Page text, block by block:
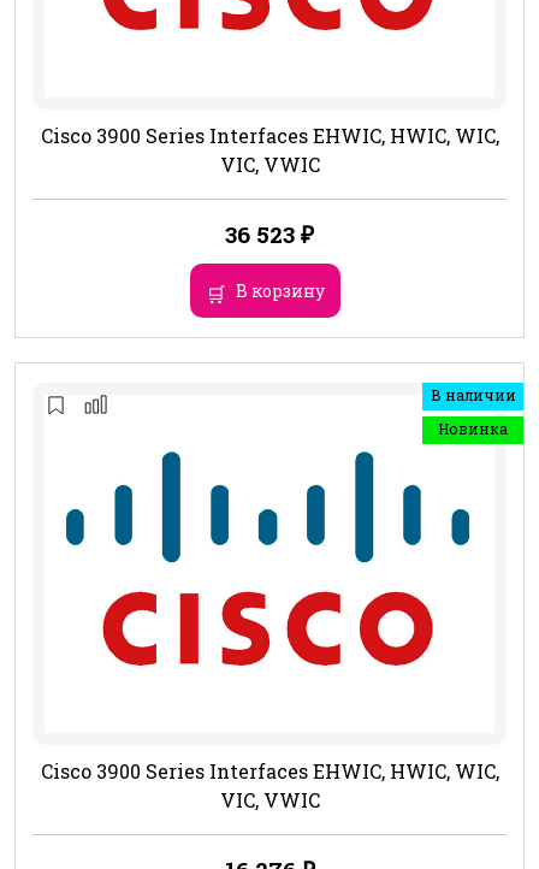
Cisco 3900 Series Interfaces EHWIC, HWIC, WIC,
VIC, VWIC
36 523 ₽
В корзину
В наличии
Новинка
Cisco 3900 Series Interfaces EHWIC, HWIC, WIC,
VIC, VWIC